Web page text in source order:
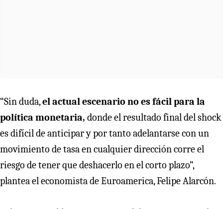
“Sin duda,el actual escenario no es fácil para la
política monetaria, donde el resultado final del shock
es difícil de anticipar y por tanto adelantarse con un
movimiento de tasa en cualquier dirección corre el
riesgo de tener que deshacerlo en el corto plazo”,
plantea el economista de Euroamerica, Felipe Alarcón.